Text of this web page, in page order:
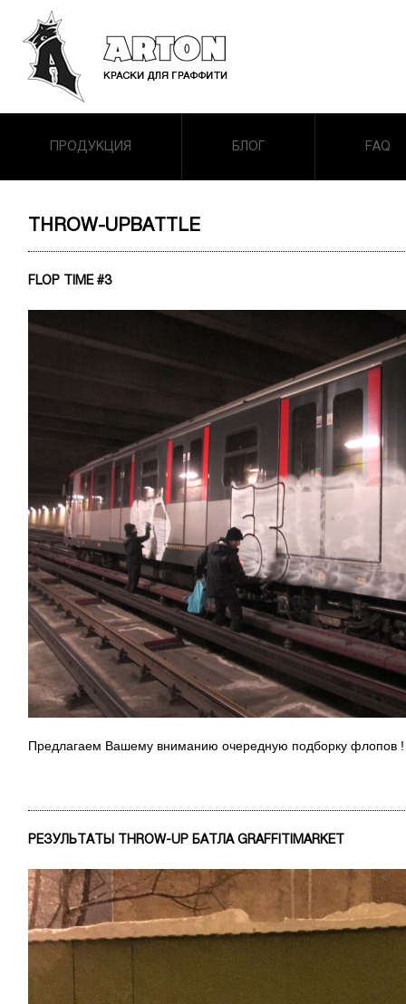
ПРОДУКЦИЯ БЛОГ FAQ
THROW-UPBATTLE
FLOP TIME #3
Предлагаем Вашему вниманию очередную подборку флопов !
РЕЗУЛЬТАТЫ THROW-UP БАТЛА GRAFFITIMARKET